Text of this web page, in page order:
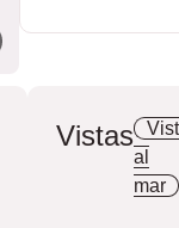
Vistas
al
mar